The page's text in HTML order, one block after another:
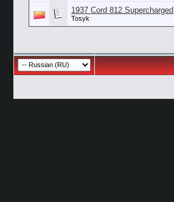
1937 Cord 812 Supercharged
Tosyk